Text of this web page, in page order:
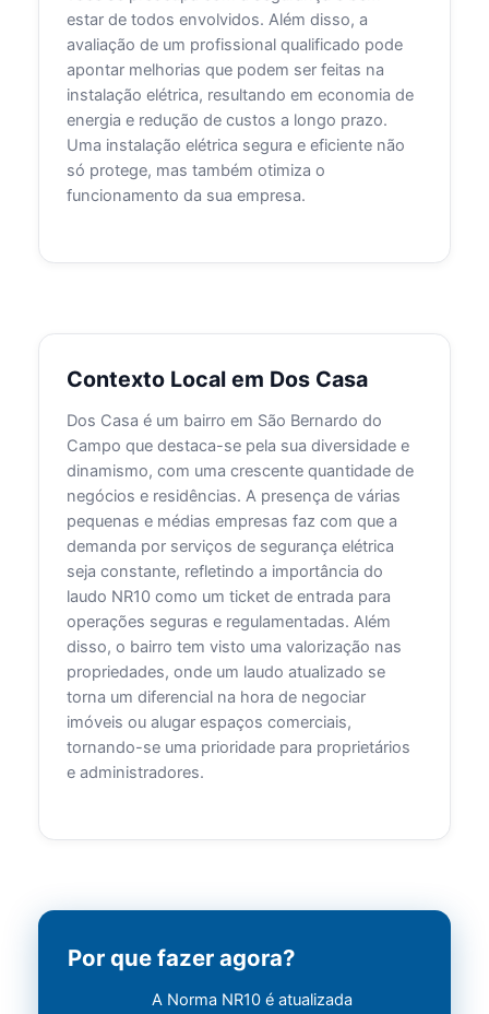
estar de todos envolvidos. Além disso, a
avaliação de um profissional qualificado pode
apontar melhorias que podem ser feitas na
instalação elétrica, resultando em economia de
energia e redução de custos a longo prazo.
Uma instalação elétrica segura e eficiente não
só protege, mas também otimiza o
funcionamento da sua empresa.
Contexto Local em Dos Casa
Dos Casa é um bairro em São Bernardo do
Campo que destaca-se pela sua diversidade e
dinamismo, com uma crescente quantidade de
negócios e residências. A presença de várias
pequenas e médias empresas faz com que a
demanda por serviços de segurança elétrica
seja constante, refletindo a importância do
laudo NR10 como um ticket de entrada para
operações seguras e regulamentadas. Além
disso, o bairro tem visto uma valorização nas
propriedades, onde um laudo atualizado se
torna um diferencial na hora de negociar
imóveis ou alugar espaços comerciais,
tornando-se uma prioridade para proprietários
e administradores.
Por que fazer agora?
A Norma NR10 é atualizada